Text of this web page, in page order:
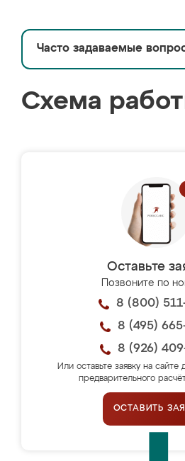
Часто задаваемые
Схема
Оставьте
Позвоните по
8 (800)
8 (495)
8 (926)
Или оставьте заявку на сайте
предварительного
ОСТАВИТЬ